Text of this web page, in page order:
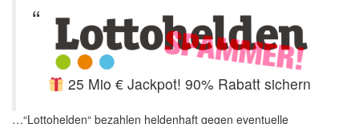
25 Mio € Jackpot! 90% Rabatt sichern
…“Lottohelden“ bezahlen heldenhaft gegen eventuelle